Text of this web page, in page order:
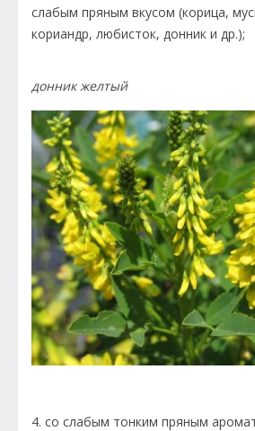
слабым пряным вкусом (корица,
кориандр, любисток, донник и др.);
донник желтый
4. со слабым тонким пряным